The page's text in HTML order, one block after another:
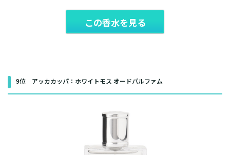
この香水を見る
9位 アッカカッパ：ホワイトモス オードパルファム